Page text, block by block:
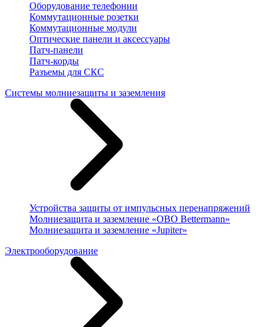
Оборудование телефонии
Коммутационные розетки
Коммутационные модули
Оптические панели и аксессуары
Патч-панели
Патч-корды
Разъемы для СКС
Системы молниезащиты и заземления
Устройства защиты от импульсных перенапряжений
Молниезащита и заземление «OBO Bettermann»
Молниезащита и заземление «Jupiter»
Электрооборудование